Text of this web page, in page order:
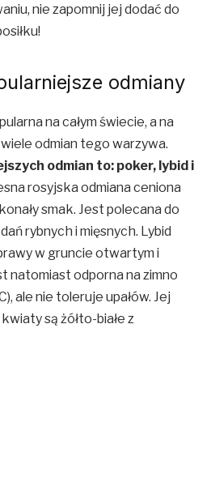
nie zapomnij jej dodać do
odmiany
na całym świecie, a na
odmian tego warzywa.
odmian to: poker, lybid i
rosyjska odmiana ceniona
smak. Jest polecana do
rybnych i mięsnych. Lybid
w gruncie otwartym i
natomiast odporna na zimno
ale nie toleruje upałów. Jej
są żółto-białe z